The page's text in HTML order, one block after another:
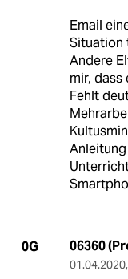
Email
Situation
Andere
mir, dass
Fehlt
0G 06360
01.04.2020,